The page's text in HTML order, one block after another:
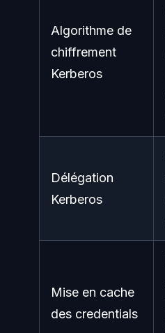
Algorithme de
chiffrement
Kerberos
Délégation
Kerberos
Mise en cache
des credentials